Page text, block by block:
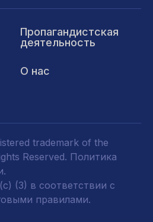
Пропагандистская
деятельность
О нас
trademark of the
Reserved. Политика
.
(3) в соответствии с
правилами.